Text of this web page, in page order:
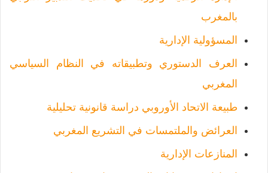
بالمغرب
المسؤولية الإدارية
العرف الدستوري وتطبيقاته في النظام السياسي
المغربي
طبيعة الاتحاد الأوروبي دراسة قانونية تحليلية
العرائض والملتمسات في التشريع المغربي
المنازعات الإدارية